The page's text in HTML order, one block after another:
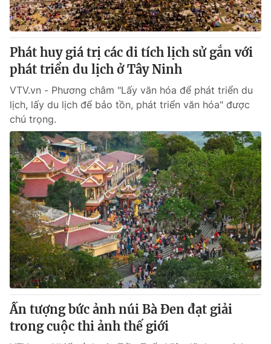
Thị trường 24h Tấm lòng Việt
VTV4 Vươn mình bằng AI
VTV9 VTV8
Liên hệ tòa soạn English
THỜI BÁO VTV
Theo dõi báo trên
Cơ quan chủ quản:Đài Truyền hình Việt Nam
Cơ quan báo chí:Thời báo VTV
Giấy phép hoạt động báo in và báo điện tử số 483/GP-BTTTT
cấp ngày 29/12/2023
Tổng Biên tập: Vũ Thanh Thủy
Phó Tổng Biên tập:Nguyễn Thị Mỹ Hạnh, Phạm Quốc Thắng,
Phát huy giá trị các di tích lịch sử gắn với
phát triển du lịch ở Tây Ninh
VTV.vn - Phương châm "Lấy văn hóa để phát triển du
lịch, lấy du lịch để bảo tồn, phát triển văn hóa" được
chú trọng.
Ấn tượng bức ảnh núi Bà Đen đạt giải
trong cuộc thi ảnh thế giới